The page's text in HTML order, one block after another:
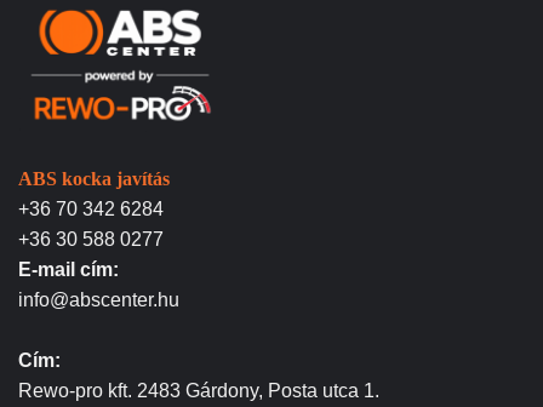
ABS kocka javítás
+36 70 342 6284
+36 30 588 0277
E-mail cím:
info@abscenter.hu
Cím:
Rewo-pro kft. 2483 Gárdony, Posta utca 1.